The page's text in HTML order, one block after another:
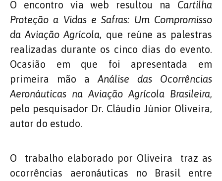
O encontro via web resultou na Cartilha
Proteção a Vidas e Safras: Um Compromisso
da Aviação Agrícola, que reúne as palestras
realizadas durante os cinco dias do evento.
Ocasião em que foi apresentada em
primeira mão a Análise das Ocorrências
Aeronáuticas na Aviação Agrícola Brasileira,
pelo pesquisador Dr. Cláudio Júnior Oliveira,
autor do estudo.
O trabalho elaborado por Oliveira traz as
ocorrências aeronáuticas no Brasil entre